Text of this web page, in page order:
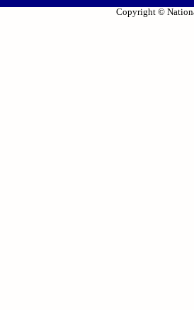
Copyright ©